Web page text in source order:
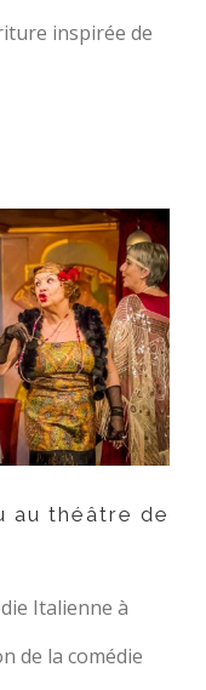
inspirée de
au
au théâtre de
Italienne à
de la comédie